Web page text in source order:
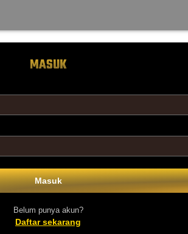
MASUK
Masuk
Belum punya akun?
Daftar sekarang